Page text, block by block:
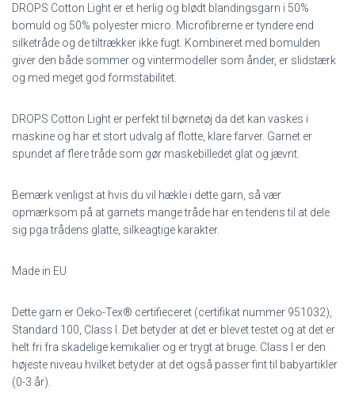
DROPS Cotton Light er et herlig og blødt blandingsgarn i 50%
bomuld og 50% polyester micro. Microfibrerne er tyndere end
silketråde og de tiltrækker ikke fugt. Kombineret med bomulden
giver den både sommer og vintermodeller som ånder, er slidstærk
og med meget god formstabilitet.
DROPS Cotton Light er perfekt til børnetøj da det kan vaskes i
maskine og har et stort udvalg af flotte, klare farver. Garnet er
spundet af flere tråde som gør maskebilledet glat og jævnt.
Bemærk venligst at hvis du vil hækle i dette garn, så vær
opmærksom på at garnets mange tråde har en tendens til at dele
sig pga trådens glatte, silkeagtige karakter.
Made in EU
Dette garn er Oeko-Tex® certifieceret (certifikat nummer 951032),
Standard 100, Class I. Det betyder at det er blevet testet og at det er
helt fri fra skadelige kemikalier og er trygt at bruge. Class I er den
højeste niveau hvilket betyder at det også passer fint til babyartikler
(0-3 år).